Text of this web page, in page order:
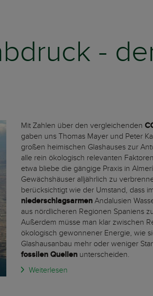
-
Mit Zahlen über den vergleichenden
gaben uns Thomas Mayer und Peter
großen heimischen Glashauses zur
alle rein ökologisch relevanten
etwa bliebe die gängige Praxis in
Gewächshäuser alljährlich zu
berücksichtigt wie der Umstand, dass
niederschlagsarmen Andalusien
aus nördlicheren Regionen Spaniens
Außerdem müsse man klar zwischen
ökologisch gewonnener Energie, wie
Glashausanbau mehr oder weniger
fossilen Quellen unterscheiden.
Weiterlesen